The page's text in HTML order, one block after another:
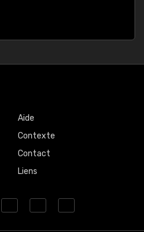
Aide
Contexte
Contact
Liens